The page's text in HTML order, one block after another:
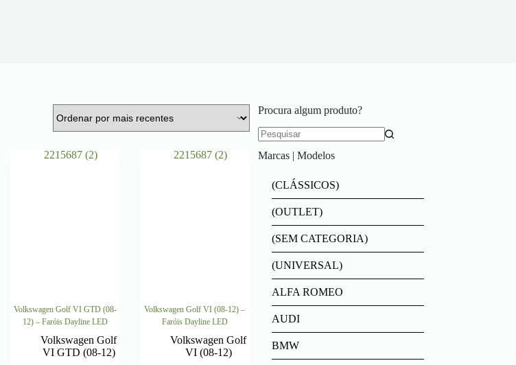
Volkswagen Golf VI GTD (08-
12) – Faróis Dayline LED
Volkswagen Golf
VI GTD (08-12)
Volkswagen Golf VI (08-12) –
Faróis Dayline LED
Volkswagen Golf
VI (08-12)
Procura algum produto?
Marcas | Modelos
(CLÁSSICOS)
(OUTLET)
(SEM CATEGORIA)
(UNIVERSAL)
ALFA ROMEO
AUDI
BMW